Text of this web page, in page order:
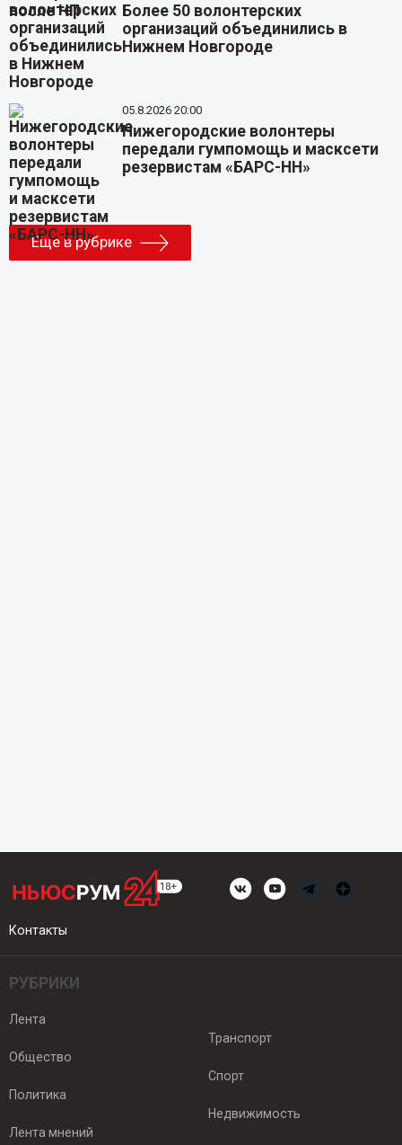
Более 50 волонтерских
организаций объединились в
Нижнем Новгороде
05.8.2026 20:00
Нижегородские волонтеры
передали гумпомощь и масксети
резервистам «БАРС-НН»
Еще в рубрике
Контакты
РУБРИКИ
Лента
Общество
Политика
Лента мнений
Транспорт
Спорт
Недвижимость